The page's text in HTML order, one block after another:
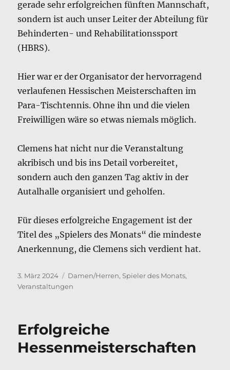
gerade sehr erfolgreichen fünften Mannschaft,
sondern ist auch unser Leiter der Abteilung für
Behinderten- und Rehabilitationssport
(HBRS).
Hier war er der Organisator der hervorragend
verlaufenen Hessischen Meisterschaften im
Para-Tischtennis. Ohne ihn und die vielen
Freiwilligen wäre so etwas niemals möglich.
Clemens hat nicht nur die Veranstaltung
akribisch und bis ins Detail vorbereitet,
sondern auch den ganzen Tag aktiv in der
Autalhalle organisiert und geholfen.
Für dieses erfolgreiche Engagement ist der
Titel des „Spielers des Monats“ die mindeste
Anerkennung, die Clemens sich verdient hat.
Veröffentlicht
am
3. März 2024 Kategorien
Damen/Herren,Spieler des Monats,
Veranstaltungen
Erfolgreiche
Hessenmeisterschaften